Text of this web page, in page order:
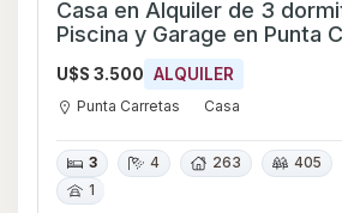
Casa en Alquiler de 3
Piscina y Garage en Punta
Montevideo
U$S 3.500 ALQUILER
Punta Carretas Casa
3 4 263 405
1